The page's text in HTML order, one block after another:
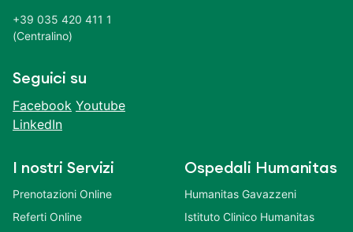
+39 035 420 411 1
(Centralino)
Seguici su
Facebook Youtube
LinkedIn
I nostri Servizi
Prenotazioni Online
Referti Online
Ospedali Humanitas
Humanitas Gavazzeni
Istituto Clinico Humanitas